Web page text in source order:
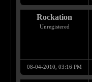
Rockation
Unregistered
08-04-2010, 03:16 PM